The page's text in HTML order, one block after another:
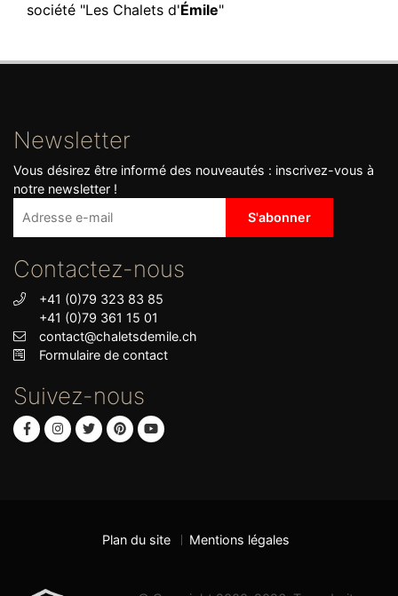
société "Les Chalets d'Émile"
Newsletter
Vous désirez être informé des nouveautés : inscrivez-vous à
notre newsletter !
Contactez-nous
+41 (0)79 323 83 85
+41 (0)79 361 15 01
contact@chaletsdemile.ch
Formulaire de contact
Suivez-nous
Plan du site Mentions légales